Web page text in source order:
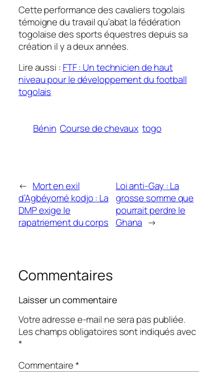
Cette performance des cavaliers togolais
témoigne du travail qu’abat la fédération
togolaise des sports équestres depuis sa
création il y a deux années.
Lire aussi : FTF : Un technicien de haut
niveau pour le développement du football
togolais
Bénin Course de chevaux togo
← Mort en exil
d’Agbéyomé kodjo : La
DMP exige le
rapatriement du corps
Loi anti-Gay : La
grosse somme que
pourrait perdre le
Ghana →
Commentaires
Laisser un commentaire
Votre adresse e-mail ne sera pas publiée.
Les champs obligatoires sont indiqués avec
*
Commentaire*